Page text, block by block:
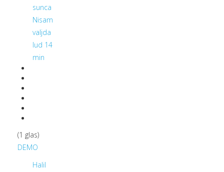
sunca
Nisam
valjda
lud 14
min
(1 glas)
DEMO
Halil